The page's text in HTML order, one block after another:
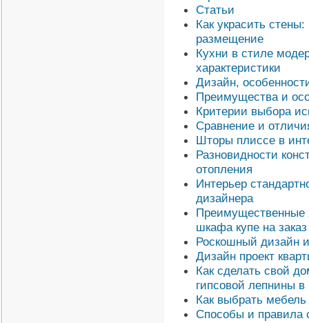
Статьи
Как украсить стены:
размещение
Кухни в стиле
характеристики
Дизайн,
Преимущества и
Критерии выбора
Сравнение и
Шторы плиссе в
Разновидности
отопления
Интерьер
дизайнера
Преимущественные
шкафа купе на заказ
Роскошный дизайн
Дизайн проект
Как сделать свой
гипсовой лепнины в
Как выбрать
Способы и правила